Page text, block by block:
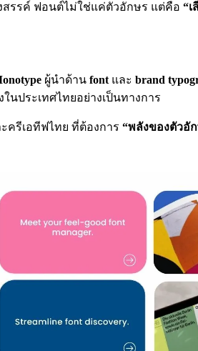
รรค์ ฟอนต์ไม่ใช่แค่ตัวอักษร แต่คือ “เ
ผู้นำด้าน font และ brand
ประเทศไทยอย่างเป็นทางการ
รีเอทีฟไทย ที่ต้องการ “พลังของตัวอั